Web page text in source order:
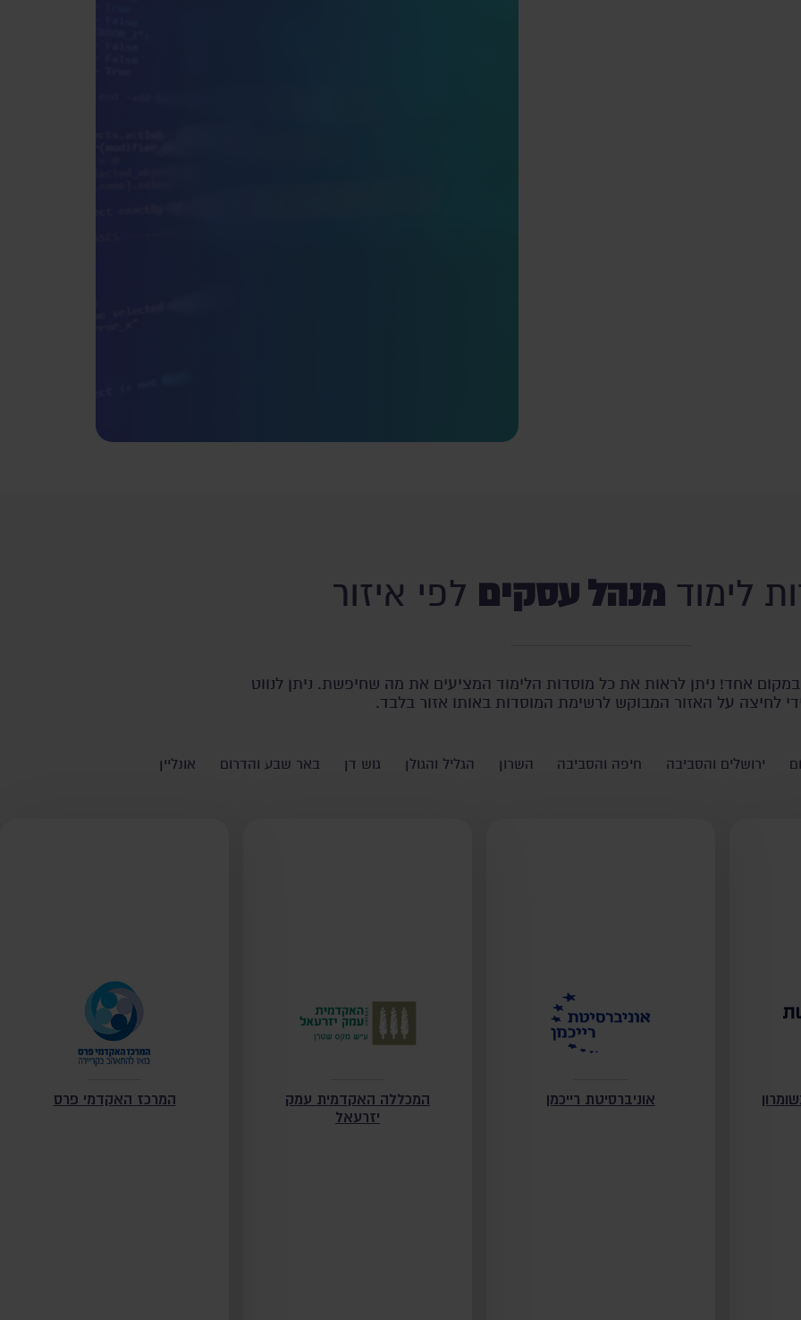
לימוד מנהל עסקים לפי איזור
אחד! ניתן לראות את כל מוסדות הלימוד המציעים את מה שחיפשת. ניתן לנווט
לחיצה על האזור המבוקש לרשימת המוסדות באותו אזור בלבד.
אונליין באר שבע והדרום גוש דן הגליל והגולן השרון חיפה והסביבה ירושלים והסביבה
אוניברסיטת רייכמן
המכללה האקדמית עמק
יזרעאל
המרכז האקדמי פרס